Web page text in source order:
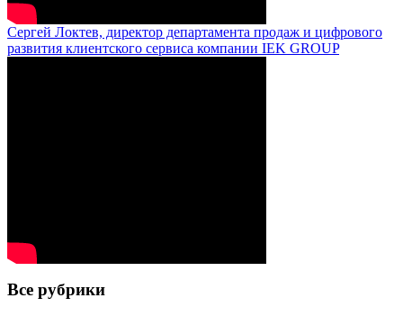
Сергей Локтев, директор департамента продаж и цифрового
развития клиентского сервиса компании IEK GROUP
Все рубрики